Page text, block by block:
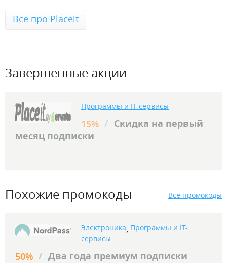
Все про Placeit
Завершенные акции
Программы и IT-сервисы
15% / Скидка на первый
месяц подписки
Похожие промокоды Все промокоды
Электроника, Программы и IT-
сервисы
50% / Два года премиум подписки